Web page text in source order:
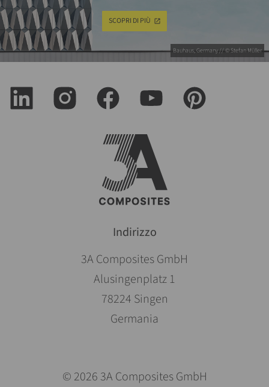
Bauhaus, Germany // © Stefan Müller
SCOPRI DI PIÙ
Indirizzo
3A Composites GmbH
Alusingenplatz 1
78224 Singen
Germania
© 2026 3A Composites GmbH